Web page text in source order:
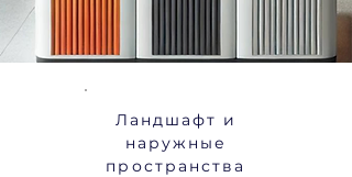
Ландшафт и
наружные
пространства